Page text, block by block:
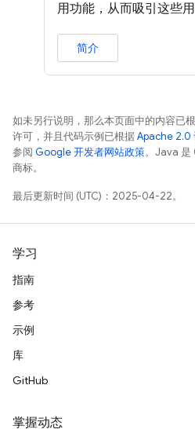
用功能，从而吸引这些用
简介
如未另行说明，那么本页面中的内容已
许可，并且代码示例已根据Apache 2.0
参阅 Google 开发者网站政策。Java 是
商标。
最后更新时间 (UTC)：2025-04-22。
学习
指南
参考
示例
库
GitHub
掌握动态